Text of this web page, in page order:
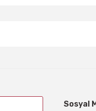
Sosyal